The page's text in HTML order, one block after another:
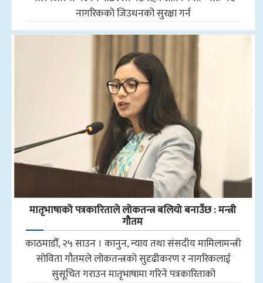
नागरिकको जिउधनको सुरक्षा गर्न
मातृभाषाको पत्रकारिताले लोकतन्त्र बलियो बनाउँछ : मन्त्री
गौतम
काठमाडौँ, २५ साउन । कानुन, न्याय तथा संसदीय मामिलामन्त्री
सोविता गौतमले लोकतन्त्रको सुदृढीकरण र नागरिकलाई
सुसूचित गराउन मातृभाषामा गरिने पत्रकारिताको